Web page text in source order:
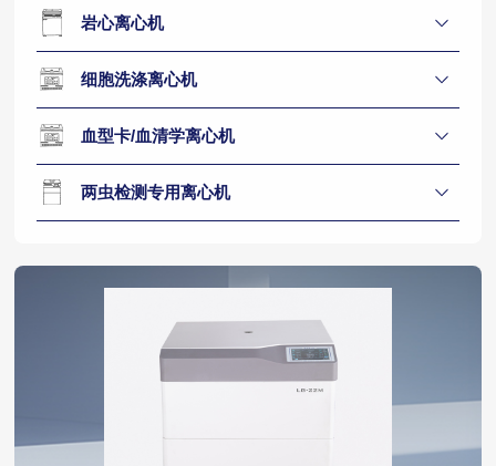
岩心离心机
细胞洗涤离心机
血型卡/血清学离心机
两虫检测专用离心机